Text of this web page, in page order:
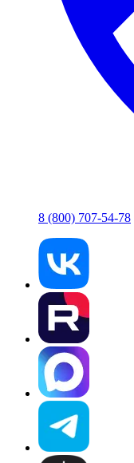
8 (800) 707-54-78